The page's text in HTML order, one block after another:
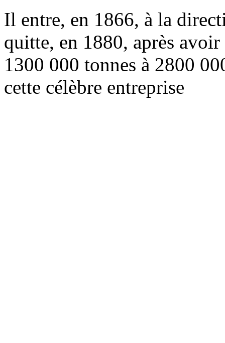
Il entre, en 1866, à la
quitte, en 1880, après
1300 000 tonnes à 2800
cette célèbre entreprise